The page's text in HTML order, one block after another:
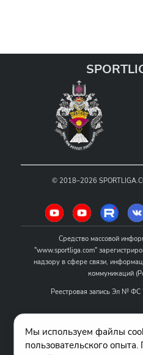
© 2018–2026
Средство массовой
"www.sportliga.com"
надзору в сфере связи,
коммуникаций
Реестровая запись Эл №
Название -
Учредитель СМИ сетевого
О.Н.
Мы используем файлы
пользовательского